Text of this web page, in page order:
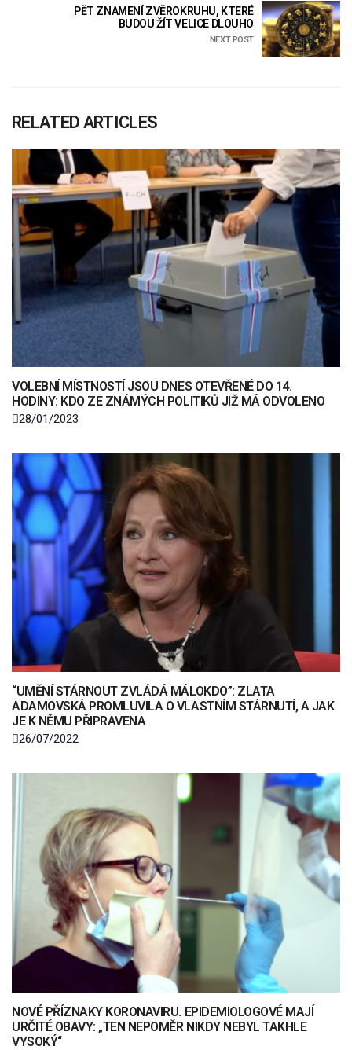
PĚT ZNAMENÍ ZVĚROKRUHU, KTERÉ
BUDOU ŽÍT VELICE DLOUHO
NEXT POST
RELATED ARTICLES
VOLEBNÍ MÍSTNOSTÍ JSOU DNES OTEVŘENÉ DO 14.
HODINY: KDO ZE ZNÁMÝCH POLITIKŮ JIŽ MÁ ODVOLENO
28/01/2023
“UMĚNÍ STÁRNOUT ZVLÁDÁ MÁLOKDO”: ZLATA
ADAMOVSKÁ PROMLUVILA O VLASTNÍM STÁRNUTÍ, A JAK
JE K NĚMU PŘIPRAVENA
26/07/2022
NOVÉ PŘÍZNAKY KORONAVIRU. EPIDEMIOLOGOVÉ MAJÍ
URČITÉ OBAVY: „TEN NEPOMĚR NIKDY NEBYL TAKHLE
VYSOKÝ“